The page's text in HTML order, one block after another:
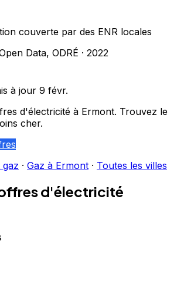
couverte par des ENR locales
Data, ODRÉ · 2022
à jour 9 févr.
d'électricité à Ermont. Trouvez le
cher.
gaz · Gaz à Ermont · Toutes les villes
d'électricité